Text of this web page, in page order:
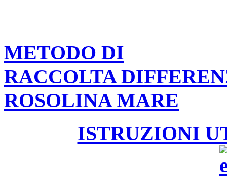
METODO DI
RACCOLTA
ROSOLINA MARE
ISTRUZIONI